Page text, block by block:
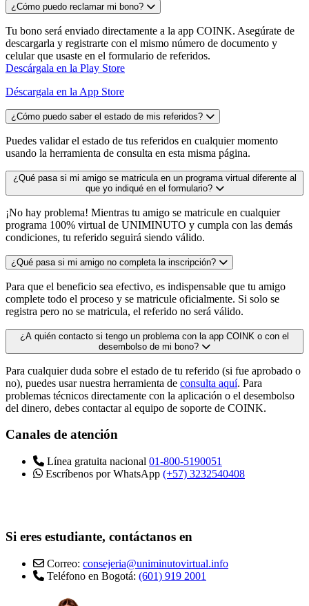
¿Cómo puedo reclamar mi bono?
Tu bono será enviado directamente a la app COINK. Asegúrate de
descargarla y registrarte con el mismo número de documento y
celular que usaste en el formulario de referidos.
Descárgala en la Play Store
Déscargala en la App Store
¿Cómo puedo saber el estado de mis referidos?
Puedes validar el estado de tus referidos en cualquier momento
usando la herramienta de consulta en esta misma página.
¿Qué pasa si mi amigo se matricula en un programa virtual diferente al
que yo indiqué en el formulario?
¡No hay problema! Mientras tu amigo se matricule en cualquier
programa 100% virtual de UNIMINUTO y cumpla con las demás
condiciones, tu referido seguirá siendo válido.
¿Qué pasa si mi amigo no completa la inscripción?
Para que el beneficio sea efectivo, es indispensable que tu amigo
complete todo el proceso y se matricule oficialmente. Si solo se
registra pero no se matricula, el referido no será válido.
¿A quién contacto si tengo un problema con la app COINK o con el
desembolso de mi bono?
Para cualquier duda sobre el estado de tu referido (si fue aprobado o
no), puedes usar nuestra herramienta de consulta aquí. Para
problemas técnicos directamente con la aplicación o el desembolso
del dinero, debes contactar al equipo de soporte de COINK.
Canales de atención
Línea gratuita nacional 01-800-5190051
Escríbenos por WhatsApp (+57) 3232540408
Si eres estudiante, contáctanos en
Correo: consejeria@uniminutovirtual.info
Teléfono en Bogotá: (601) 919 2001